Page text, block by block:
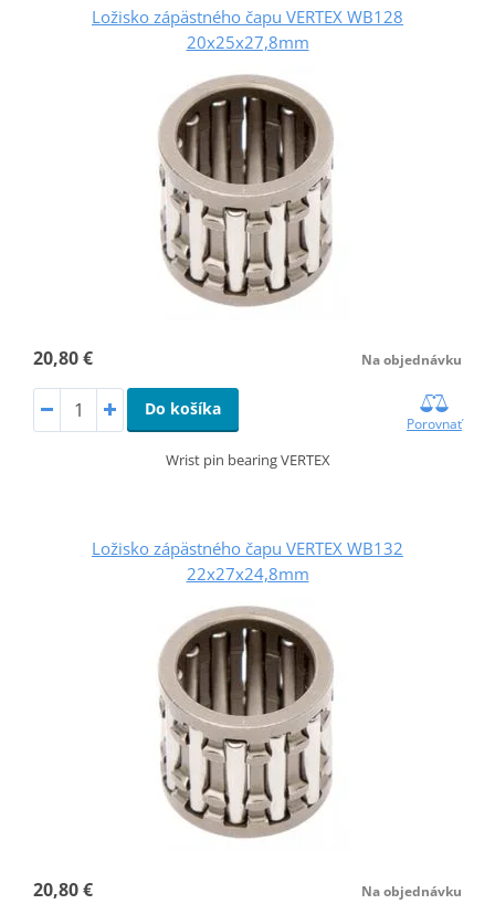
Ložisko zápästného čapu VERTEX WB128
20x25x27,8mm
20,80 € Na objednávku
Do košíka
Porovnať
Wrist pin bearing VERTEX
Ložisko zápästného čapu VERTEX WB132
22x27x24,8mm
20,80 € Na objednávku